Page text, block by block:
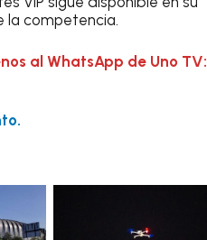
la competencia.
al WhatsApp de Uno TV: